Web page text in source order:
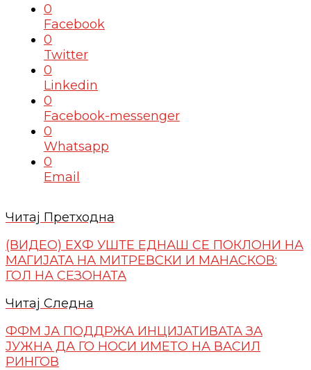
0
Facebook
0
Twitter
0
Linkedin
0
Facebook-messenger
0
Whatsapp
0
Email
Читај Претходна
(ВИДЕО) ЕХФ УШТЕ ЕДНАШ СЕ ПОКЛОНИ НА
МАГИЈАТА НА МИТРЕВСКИ И МАНАСКОВ:
ГОЛ НА СЕЗОНАТА
Читај Следна
ФФМ ЈА ПОДДРЖА ИНЦИЈАТИВАТА ЗА
ЈУЖНА ДА ГО НОСИ ИМЕТО НА ВАСИЛ
РИНГОВ